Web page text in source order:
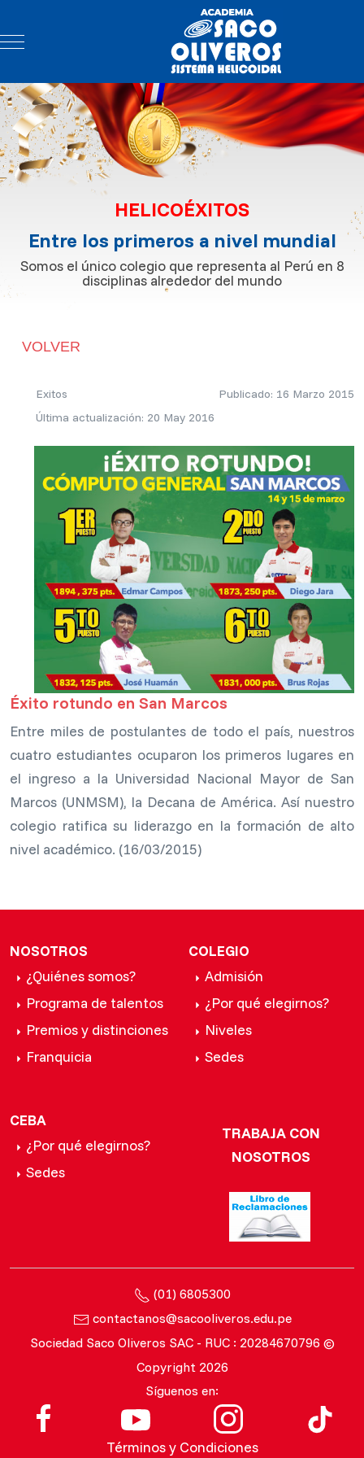
Mobile Menu Toggle
HELICOÉXITOS
Entre los primeros a nivel mundial
Somos el único colegio que representa al Perú en 8
disciplinas alrededor del mundo
VOLVER
Exitos
Publicado: 16 Marzo 2015
Última actualización: 20 May 2016
Éxito rotundo en San Marcos
Entre miles de postulantes de todo el país, nuestros
cuatro estudiantes ocuparon los primeros lugares en
el ingreso a la Universidad Nacional Mayor de San
Marcos (UNMSM), la Decana de América. Así nuestro
colegio ratifica su liderazgo en la formación de alto
nivel académico. (16/03/2015)
NOSOTROS
¿Quiénes somos?
Programa de talentos
Premios y distinciones
Franquicia
COLEGIO
Admisión
¿Por qué elegirnos?
Niveles
Sedes
CEBA
¿Por qué elegirnos?
Sedes
TRABAJA CON
NOSOTROS
(01) 6805300
contactanos@sacooliveros.edu.pe
Sociedad Saco Oliveros SAC - RUC : 20284670796 ©
Copyright 2026
Síguenos en:
Términos y Condiciones